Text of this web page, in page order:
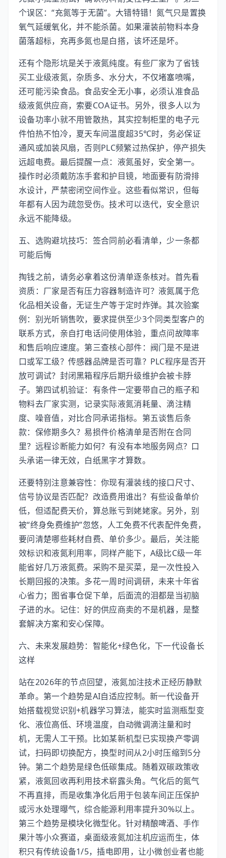
个误区：“充氮等于无菌”。大错特错！氮气只是置换
氧气延缓氧化，并不能杀菌。如果灌装前物料本身
菌落超标，充再多氮也是白搭，该坏还是坏。
还有个隐形坑是关于液氮纯度。有些厂家为了省钱
买工业级液氮，杂质多、水分大，不仅堵塞喷嘴，
还可能污染食品。食品安全无小事，必须认准食品
级液氮供应商，索要COA证书。另外，很多人以为
设备功率小就不用管散热，其实控制柜里的电子元
件怕热不怕冷，夏天车间温度超35℃时，务必保证
通风或加装风扇，否则PLC频繁过热保护，停产损失
远超电费。最后提醒一点：液氮虽好，安全第一。
操作时必须戴防冻手套和护目镜，地面要有防滑排
水设计，严禁密闭空间作业。这些看似常识，但每
年都有人因为疏忽受伤。技术可以迭代，安全意识
永远不能降级。
五、选购避坑技巧：签合同前必看清单，少一条都
可能后悔
掏钱之前，请务必拿着这份清单逐条核对。首先看
资质：厂家是否有压力容器制造许可？液氮属于危
化品相关设备，无证生产等于定时炸弹。其次验案
例：别光听销售吹，要求提供至少3个同类型客户的
联系方式，亲自打电话问使用体验，重点问故障率
和售后响应速度。第三查核心部件：阀门是不是进
口或军工级？传感器品牌是否可靠？PLC程序是否开
放可调试？封闭黑箱程序后期升级维护会被卡脖
子。第四试机验证：有条件一定要带自己的瓶子和
物料去厂家实测，记录实际液氮消耗量、滴注精
度、噪音值，对比合同承诺指标。第五谈售后条
款：保修期多久？易损件价格清单是否附在合同
里？远程诊断能力如何？有没有本地服务网点？口
头承诺一律无效，白纸黑字才算数。
还要特别注意兼容性：你现有灌装线的接口尺寸、
信号协议是否匹配？改造费用谁出？有些设备单价
低，但适配费天价，算总账亏到姥姥家。另外，别
被“终身免费维护”忽悠，人工免费不代表配件免费，
要问清楚哪些耗材自费、单价多少。最后，关注能
效标识和液氮利用率，同样产能下，A级比C级一年
能省好几万液氮费。采购不是买菜，是一次性投入
长期回报的决策。多花一周时间调研，未来十年省
心省力；图省事仓促下单，后面流的泪都是当初脑
子进的水。记住：好的供应商卖的不是机器，是整
套解决方案和安心保障。
六、未来发展趋势：智能化+绿色化，下一代设备长
这样
站在2026年的节点回望，液氮加注技术正经历静默
革命。第一个趋势是AI自适应控制。新一代设备开
始搭载视觉识别+机器学习算法，能实时监测瓶型变
化、液位高低、环境温度，自动微调滴注量和时
机，无需人工干预。比如某新机型已实现换产零调
试，扫码即切换配方，换型时间从2小时压缩到5分
钟。第二个趋势是绿色低碳集成。随着双碳政策收
紧，液氮回收再利用技术崭露头角。气化后的氮气
不再直排，而是收集净化后用于包装车间正压保护
或污水处理曝气，综合能源利用率提升30%以上。
第三个趋势是模块化微型化。针对精酿啤酒、手作
果汁等小众赛道，桌面级液氮加注机应运而生，体
积只有传统设备1/5，插电即用，让小微创业者也能